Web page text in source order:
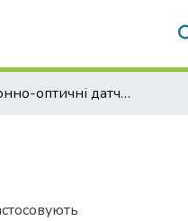
Волоконно-оптичні датчики тиску